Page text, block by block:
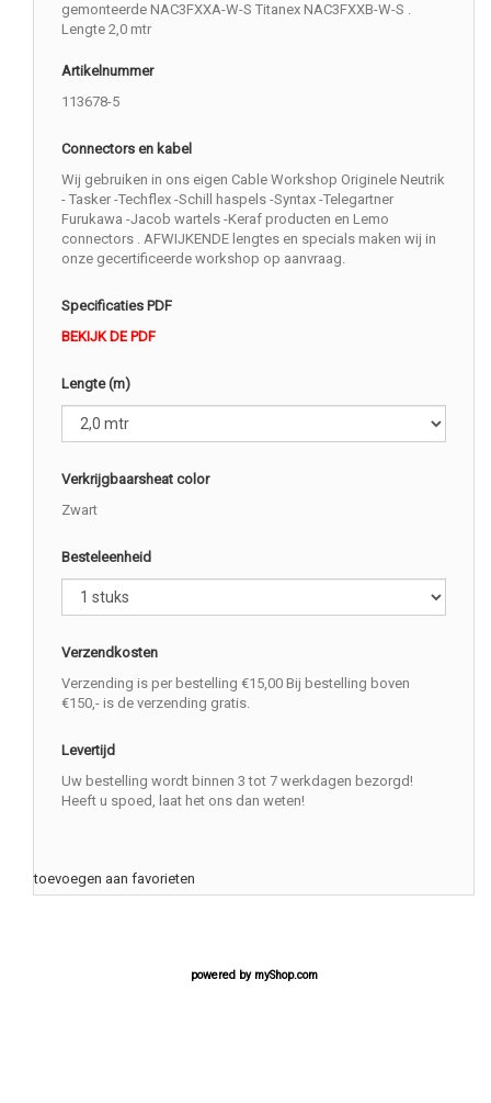
gemonteerde NAC3FXXA-W-S Titanex NAC3FXXB-W-S .
Lengte 2,0 mtr
Artikelnummer
113678-5
Connectors en kabel
Wij gebruiken in ons eigen Cable Workshop Originele Neutrik
- Tasker -Techflex -Schill haspels -Syntax -Telegartner
Furukawa -Jacob wartels -Keraf producten en Lemo
connectors . AFWIJKENDE lengtes en specials maken wij in
onze gecertificeerde workshop op aanvraag.
Specificaties PDF
BEKIJK DE PDF
Lengte (m)
Verkrijgbaarsheat color
Zwart
Besteleenheid
Verzendkosten
Verzending is per bestelling €15,00 Bij bestelling boven
€150,- is de verzending gratis.
Levertijd
Uw bestelling wordt binnen 3 tot 7 werkdagen bezorgd!
Heeft u spoed, laat het ons dan weten!
toevoegen aan favorieten
powered by myShop.com